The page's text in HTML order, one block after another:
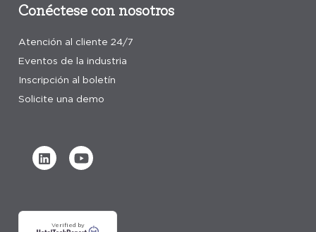
Conéctese con nosotros
Atención al cliente 24/7
Eventos de la industria
Inscripción al boletín
Solicite una demo
Verified by